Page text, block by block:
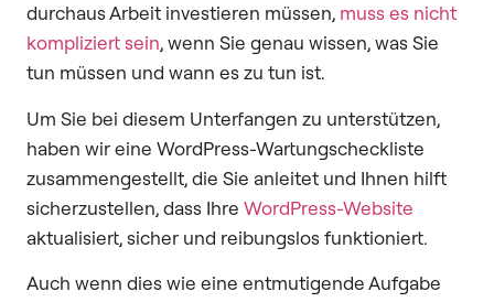
durchaus Arbeit investieren müssen, muss es nicht
kompliziert sein, wenn Sie genau wissen, was Sie
tun müssen und wann es zu tun ist.
Um Sie bei diesem Unterfangen zu unterstützen,
haben wir eine WordPress-Wartungscheckliste
zusammengestellt, die Sie anleitet und Ihnen hilft
sicherzustellen, dass Ihre WordPress-Website
aktualisiert, sicher und reibungslos funktioniert.
Auch wenn dies wie eine entmutigende Aufgabe